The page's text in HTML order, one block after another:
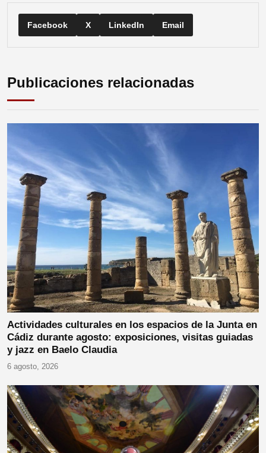
Facebook X LinkedIn Email
Publicaciones relacionadas
Actividades culturales en los espacios de la Junta en
Cádiz durante agosto: exposiciones, visitas guiadas
y jazz en Baelo Claudia
6 agosto, 2026